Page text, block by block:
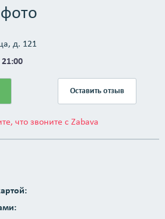
д. 121
Оставить отзыв
что звоните с Zabava